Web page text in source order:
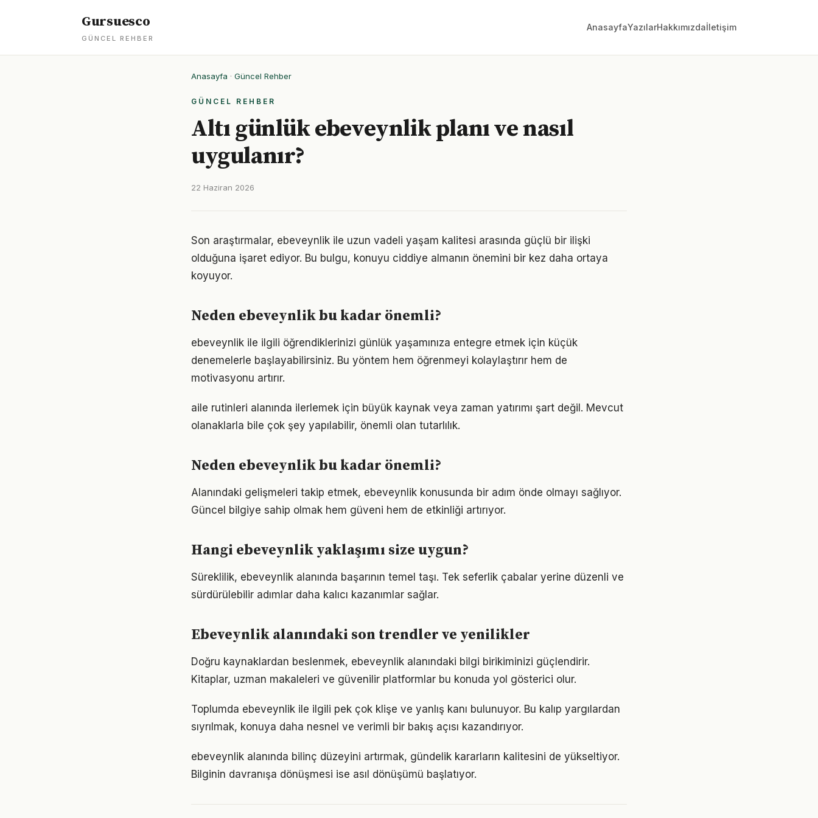
Gursuesco
GÜNCEL REHBER
AnasayfaYazılarHakkımızdaİletişim
Anasayfa · Güncel Rehber
GÜNCEL REHBER
Altı günlük ebeveynlik planı ve nasıl
uygulanır?
22 Haziran 2026
Son araştırmalar, ebeveynlik ile uzun vadeli yaşam kalitesi arasında güçlü bir ilişki
olduğuna işaret ediyor. Bu bulgu, konuyu ciddiye almanın önemini bir kez daha ortaya
koyuyor.
Neden ebeveynlik bu kadar önemli?
ebeveynlik ile ilgili öğrendiklerinizi günlük yaşamınıza entegre etmek için küçük
denemelerle başlayabilirsiniz. Bu yöntem hem öğrenmeyi kolaylaştırır hem de
motivasyonu artırır.
aile rutinleri alanında ilerlemek için büyük kaynak veya zaman yatırımı şart değil. Mevcut
olanaklarla bile çok şey yapılabilir, önemli olan tutarlılık.
Neden ebeveynlik bu kadar önemli?
Alanındaki gelişmeleri takip etmek, ebeveynlik konusunda bir adım önde olmayı sağlıyor.
Güncel bilgiye sahip olmak hem güveni hem de etkinliği artırıyor.
Hangi ebeveynlik yaklaşımı size uygun?
Süreklilik, ebeveynlik alanında başarının temel taşı. Tek seferlik çabalar yerine düzenli ve
sürdürülebilir adımlar daha kalıcı kazanımlar sağlar.
Ebeveynlik alanındaki son trendler ve yenilikler
Doğru kaynaklardan beslenmek, ebeveynlik alanındaki bilgi birikiminizi güçlendirir.
Kitaplar, uzman makaleleri ve güvenilir platformlar bu konuda yol gösterici olur.
Toplumda ebeveynlik ile ilgili pek çok klişe ve yanlış kanı bulunuyor. Bu kalıp yargılardan
sıyrılmak, konuya daha nesnel ve verimli bir bakış açısı kazandırıyor.
ebeveynlik alanında bilinç düzeyini artırmak, gündelik kararların kalitesini de yükseltiyor.
Bilginin davranışa dönüşmesi ise asıl dönüşümü başlatıyor.